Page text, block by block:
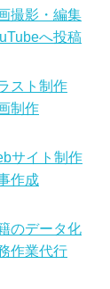
撮影・編集
へ投稿
スト制作
制作
サイト制作
作成
のデータ化
作業代行